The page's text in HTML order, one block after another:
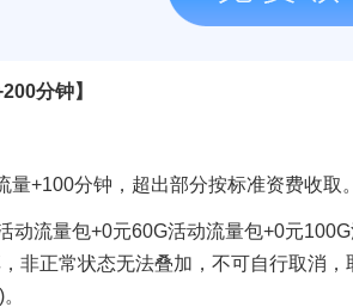
分钟】
+100分钟，超出部分按标准资费收取。
动流量包+0元60G活动流量包+0元
非正常状态无法叠加，不可自行取消，